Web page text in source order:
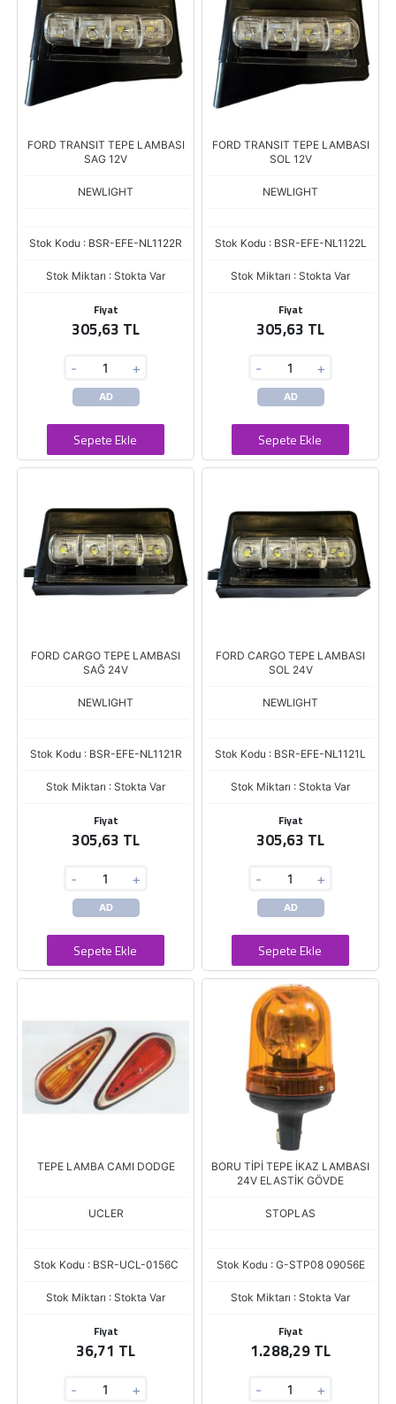
FORD TRANSIT TEPE LAMBASI
SAG 12V
NEWLIGHT
Stok Kodu : BSR-EFE-NL1122R
Stok Miktarı : Stokta Var
Fiyat
305,63 TL
- +
AD
Sepete Ekle
FORD TRANSIT TEPE LAMBASI
SOL 12V
NEWLIGHT
Stok Kodu : BSR-EFE-NL1122L
Stok Miktarı : Stokta Var
Fiyat
305,63 TL
- +
AD
Sepete Ekle
FORD CARGO TEPE LAMBASI
SAĞ 24V
NEWLIGHT
Stok Kodu : BSR-EFE-NL1121R
Stok Miktarı : Stokta Var
Fiyat
305,63 TL
- +
AD
Sepete Ekle
FORD CARGO TEPE LAMBASI
SOL 24V
NEWLIGHT
Stok Kodu : BSR-EFE-NL1121L
Stok Miktarı : Stokta Var
Fiyat
305,63 TL
- +
AD
Sepete Ekle
TEPE LAMBA CAMI DODGE
UCLER
Stok Kodu : BSR-UCL-0156C
Stok Miktarı : Stokta Var
Fiyat
36,71 TL
- +
BORU TİPİ TEPE İKAZ LAMBASI
24V ELASTİK GÖVDE
STOPLAS
Stok Kodu : G-STP08 09056E
Stok Miktarı : Stokta Var
Fiyat
1.288,29 TL
- +